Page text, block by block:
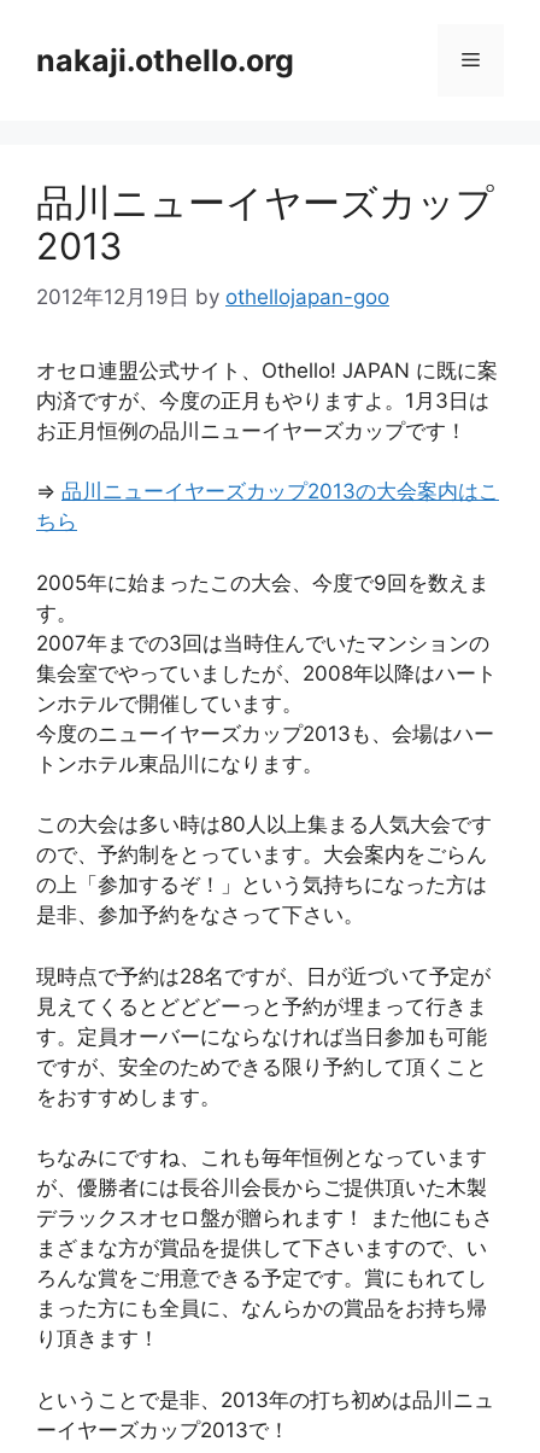
nakaji.othello.org メ
ュ
品川ニューイヤーズカップ
2013
2012年12月19日 by othellojapan-goo
オセロ連盟公式サイト、Othello! JAPAN に既に案
内済ですが、今度の正月もやりますよ。1月3日は
お正月恒例の品川ニューイヤーズカップです！
⇒ 品川ニューイヤーズカップ2013の大会案内はこ
ちら
2005年に始まったこの大会、今度で9回を数えま
す。
2007年までの3回は当時住んでいたマンションの
集会室でやっていましたが、2008年以降はハート
ンホテルで開催しています。
今度のニューイヤーズカップ2013も、会場はハー
トンホテル東品川になります。
この大会は多い時は80人以上集まる人気大会です
ので、予約制をとっています。大会案内をごらん
の上「参加するぞ！」という気持ちになった方は
是非、参加予約をなさって下さい。
現時点で予約は28名ですが、日が近づいて予定が
見えてくるとどどどーっと予約が埋まって行きま
す。定員オーバーにならなければ当日参加も可能
ですが、安全のためできる限り予約して頂くこと
をおすすめします。
ちなみにですね、これも毎年恒例となっています
が、優勝者には長谷川会長からご提供頂いた木製
デラックスオセロ盤が贈られます！ また他にもさ
まざまな方が賞品を提供して下さいますので、い
ろんな賞をご用意できる予定です。賞にもれてし
まった方にも全員に、なんらかの賞品をお持ち帰
り頂きます！
ということで是非、2013年の打ち初めは品川ニュ
ーイヤーズカップ2013で！